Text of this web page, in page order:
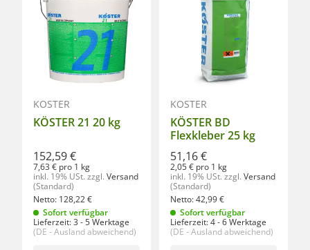
KÖSTER
KÖSTER 21 20 kg
152,59 €
7,63 € pro 1 kg
inkl. 19% USt. zzgl. Versand
(Standard)
Netto: 128,22€
Sofort verfügbar
Lieferzeit:3 - 5 Werktage
(DE - Ausland abweichend)
KÖSTER
KÖSTER BD
Flexkleber 25 kg
51,16 €
2,05 € pro 1 kg
inkl. 19% USt. zzgl. Versand
(Standard)
Netto:42,99€
Sofort verfügbar
Lieferzeit:4 - 6 Werktage
(DE - Ausland abweichend)